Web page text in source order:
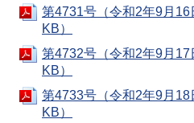
第4731号（令和2年9月
KB）
第4732号（令和2年9月
KB）
第4733号（令和2年9月
KB）